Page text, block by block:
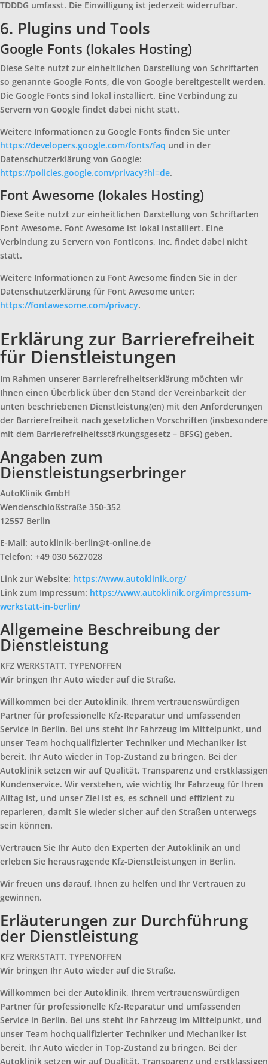
TDDDG umfasst. Die Einwilligung ist jederzeit widerrufbar.
6. Plugins und Tools
Google Fonts (lokales Hosting)
Diese Seite nutzt zur einheitlichen Darstellung von Schriftarten
so genannte Google Fonts, die von Google bereitgestellt werden.
Die Google Fonts sind lokal installiert. Eine Verbindung zu
Servern von Google findet dabei nicht statt.
Weitere Informationen zu Google Fonts finden Sie unter
https://developers.google.com/fonts/faq und in der
Datenschutzerklärung von Google:
https://policies.google.com/privacy?hl=de.
Font Awesome (lokales Hosting)
Diese Seite nutzt zur einheitlichen Darstellung von Schriftarten
Font Awesome. Font Awesome ist lokal installiert. Eine
Verbindung zu Servern von Fonticons, Inc. findet dabei nicht
statt.
Weitere Informationen zu Font Awesome finden Sie in der
Datenschutzerklärung für Font Awesome unter:
https://fontawesome.com/privacy.
Erklärung zur Barrierefreiheit
für Dienstleistungen
Im Rahmen unserer Barrierefreiheitserklärung möchten wir
Ihnen einen Überblick über den Stand der Vereinbarkeit der
unten beschriebenen Dienstleistung(en) mit den Anforderungen
der Barrierefreiheit nach gesetzlichen Vorschriften (insbesondere
mit dem Barrierefreiheitsstärkungsgesetz – BFSG) geben.
Angaben zum
Dienstleistungserbringer
AutoKlinik GmbH
Wendenschloßstraße 350-352
12557 Berlin
E-Mail: autoklinik-berlin@t-online.de
Telefon: +49 030 5627028
Link zur Website: https://www.autoklinik.org/
Link zum Impressum: https://www.autoklinik.org/impressum-
werkstatt-in-berlin/
Allgemeine Beschreibung der
Dienstleistung
KFZ WERKSTATT, TYPENOFFEN
Wir bringen Ihr Auto wieder auf die Straße.
Willkommen bei der Autoklinik, Ihrem vertrauenswürdigen
Partner für professionelle Kfz-Reparatur und umfassenden
Service in Berlin. Bei uns steht Ihr Fahrzeug im Mittelpunkt, und
unser Team hochqualifizierter Techniker und Mechaniker ist
bereit, Ihr Auto wieder in Top-Zustand zu bringen. Bei der
Autoklinik setzen wir auf Qualität, Transparenz und erstklassigen
Kundenservice. Wir verstehen, wie wichtig Ihr Fahrzeug für Ihren
Alltag ist, und unser Ziel ist es, es schnell und effizient zu
reparieren, damit Sie wieder sicher auf den Straßen unterwegs
sein können.
Vertrauen Sie Ihr Auto den Experten der Autoklinik an und
erleben Sie herausragende Kfz-Dienstleistungen in Berlin.
Wir freuen uns darauf, Ihnen zu helfen und Ihr Vertrauen zu
gewinnen.
Erläuterungen zur Durchführung
der Dienstleistung
KFZ WERKSTATT, TYPENOFFEN
Wir bringen Ihr Auto wieder auf die Straße.
Willkommen bei der Autoklinik, Ihrem vertrauenswürdigen
Partner für professionelle Kfz-Reparatur und umfassenden
Service in Berlin. Bei uns steht Ihr Fahrzeug im Mittelpunkt, und
unser Team hochqualifizierter Techniker und Mechaniker ist
bereit, Ihr Auto wieder in Top-Zustand zu bringen. Bei der
Autoklinik setzen wir auf Qualität, Transparenz und erstklassigen